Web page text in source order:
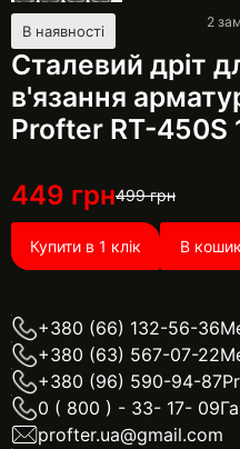
В наявності
Сталевий дріт
в'язання
Profter RT-
2
449 грн499грн
Купити в 1 клік В кошик
+380 (66) 132-56-36
+380 (63) 567-07-22
+380 (96) 590-94-87
0 ( 800 ) - 33- 17- 09
profter.ua@gmail.com